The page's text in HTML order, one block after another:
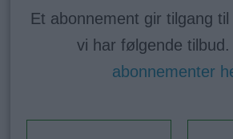
Et abonnement gir tilgang
vi har følgende tilbud.
abonnementer